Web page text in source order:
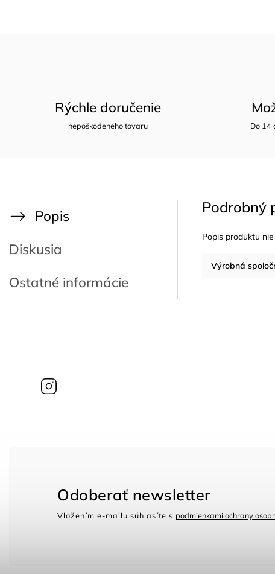
Rýchle doručenie
nepoškodeného tovaru Do 14
Popis
Diskusia
Ostatné informácie
Podrobný
Popis produktu
Výrobná
Odoberať newsletter
Vložením e-mailu súhlasíte s podmienkami ochrany